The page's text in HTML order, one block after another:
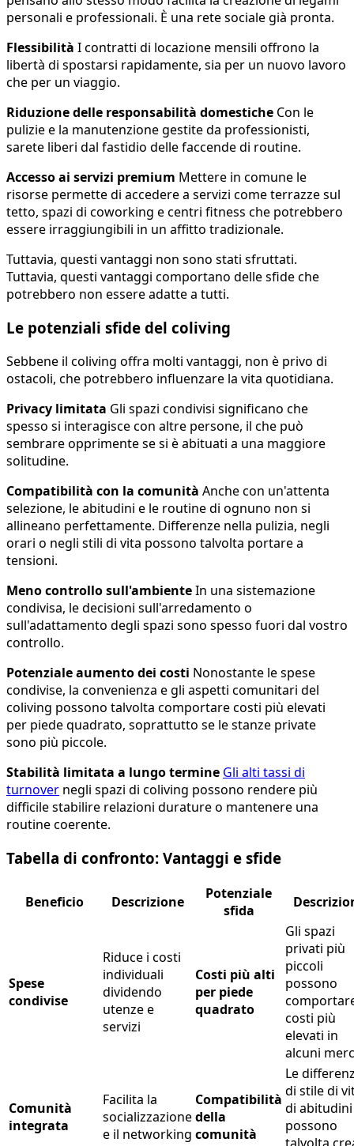
personali e professionali. È una rete sociale già pronta.
Flessibilità I contratti di locazione mensili offrono la
libertà di spostarsi rapidamente, sia per un nuovo lavoro
che per un viaggio.
Riduzione delle responsabilità domestiche Con le
pulizie e la manutenzione gestite da professionisti,
sarete liberi dal fastidio delle faccende di routine.
Accesso ai servizi premium Mettere in comune le
risorse permette di accedere a servizi come terrazze sul
tetto, spazi di coworking e centri fitness che potrebbero
essere irraggiungibili in un affitto tradizionale.
Tuttavia, questi vantaggi non sono stati sfruttati.
Tuttavia, questi vantaggi comportano delle sfide che
potrebbero non essere adatte a tutti.
Le potenziali sfide del coliving
Sebbene il coliving offra molti vantaggi, non è privo di
ostacoli, che potrebbero influenzare la vita quotidiana.
Privacy limitata Gli spazi condivisi significano che
spesso si interagisce con altre persone, il che può
sembrare opprimente se si è abituati a una maggiore
solitudine.
Compatibilità con la comunità Anche con un'attenta
selezione, le abitudini e le routine di ognuno non si
allineano perfettamente. Differenze nella pulizia, negli
orari o negli stili di vita possono talvolta portare a
tensioni.
Meno controllo sull'ambienteIn una sistemazione
condivisa, le decisioni sull'arredamento o
sull'adattamento degli spazi sono spesso fuori dal vostro
controllo.
Potenziale aumento dei costi Nonostante le spese
condivise, la convenienza e gli aspetti comunitari del
coliving possono talvolta comportare costi più elevati
per piede quadrato, soprattutto se le stanze private
sono più piccole.
Stabilità limitata a lungo termine Gli alti tassi di
turnover negli spazi di coliving possono rendere più
difficile stabilire relazioni durature o mantenere una
routine coerente.
Tabella di confronto: Vantaggi e sfide
Beneficio Descrizione
Potenziale
sfida
Spese
condivise
Riduce i costi
individuali
dividendo
utenze e
servizi
Costi più alti
per piede
quadrato
Gli spazi
privati più
piccoli
possono
costi più
elevati in
alcuni
Comunità
integrata
Facilita la
socializzazione
e il networking
Compatibilità
della
comunità
Le
di stile di
di abitudini
possono